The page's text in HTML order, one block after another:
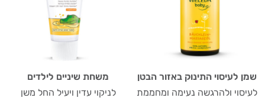
שמן לעיסוי התינוק באזור הבטן
לעיסוי ולהרגשה נעימה ומחממת
משחת שיניים לילדים
לניקוי עדין ויעיל החל משן